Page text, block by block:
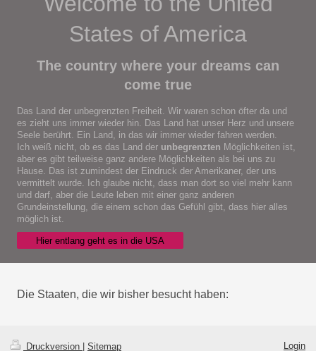
States of America
The country where your dreams can
come true
Das Land der unbegrenzten Freiheit. Wir waren schon öfter da und
es zieht uns immer wieder hin. Das Land hat unser Herz und unsere
Seele berührt. Ein Land, in das wir immer wieder fahren werden.
Ich weiß nicht, ob es das Land der unbegrenzten Möglichkeiten ist,
aber es gibt teilweise ganz andere Möglichkeiten als bei uns zu
Hause. Das ist zumindest der Eindruck der Amerikaner, der uns
vermittelt wurde. Ich glaube nicht, dass man dort so viel mehr kann
und darf, aber die Leute leben mit einer ganz anderen
Grundeinstellung, die einem schon das Gefühl gibt, dass hier alles
möglich ist.
Hier entlang geht es in die USA
Die Staaten, die wir bisher besucht haben:
Druckversion Sitemap Login